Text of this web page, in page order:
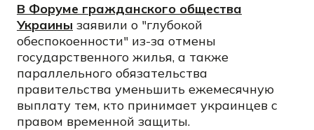
В Форуме гражданского общества
Украины заявили о "глубокой
обеспокоенности" из-за отмены
государственного жилья, а также
параллельного обязательства
правительства уменьшить ежемесячную
выплату тем, кто принимает украинцев с
правом временной защиты.